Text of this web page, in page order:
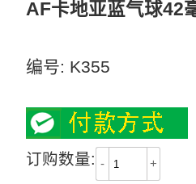
AF卡地亚蓝气球42
编号: K355
订购数量: - +